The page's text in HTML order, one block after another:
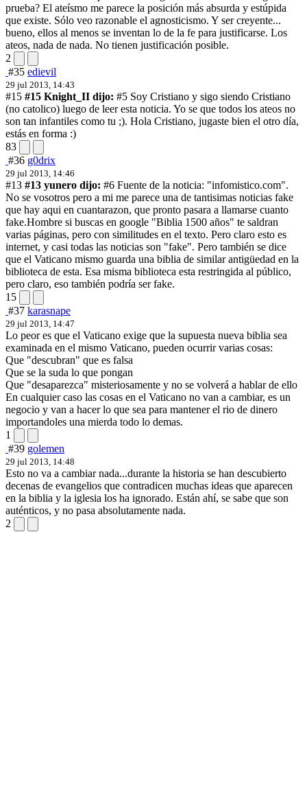
prueba? El ateísmo me parece la posición más absurda y estúpida
que existe. Sólo veo razonable el agnosticismo. Y ser creyente...
bueno, ellos al menos se inventan lo de la fe para justificarse. Los
ateos, nada de nada. No tienen justificación posible.
2
#35 edievil
29 jul 2013, 14:43
#15 #15 Knight_II dijo: #5 Soy Cristiano y sigo siendo Cristiano
(no catolico) luego de leer esta noticia. Yo se que todos los ateos no
son tan infantiles como tu ;). Hola Cristiano, jugaste bien el otro día,
estás en forma :)
83
#36 g0drix
29 jul 2013, 14:46
#13 #13 yunero dijo: #6 Fuente de la noticia: "infomistico.com".
No se vosotros pero a mi me parece una de tantisimas noticias fake
que hay aqui en cuantarazon, que pronto pasara a llamarse cuanto
fake.Hombre si buscas en google "Biblia 1500 años" te saldran
varias páginas, pero con similitudes en el texto. Pero claro esto es
internet, y casi todas las noticias son "fake". Pero también se dice
que el Vaticano mismo guarda una biblia de similar antigüedad en la
biblioteca de esta. Esa misma biblioteca esta restringida al público,
pero claro, eso también podría ser fake.
15
#37 karasnape
29 jul 2013, 14:47
Lo peor es que el Vaticano exige que la supuesta nueva biblia sea
examinada en el mismo Vaticano, pueden ocurrir varias cosas:
Que "descubran" que es falsa
Que se la suda lo que pongan
Que "desaparezca" misteriosamente y no se volverá a hablar de ello
En cualquier caso las cosas en el Vaticano no van a cambiar, es un
negocio y van a hacer lo que sea para mantener el rio de dinero
importandoles una mierda todo lo demas.
1
#39 golemen
29 jul 2013, 14:48
Esto no va a cambiar nada...durante la historia se han descubierto
decenas de evangelios que contradicen muchas ideas que aparecen
en la biblia y la iglesia los ha ignorado. Están ahí, se sabe que son
auténticos, y no pasa absolutamente nada.
2